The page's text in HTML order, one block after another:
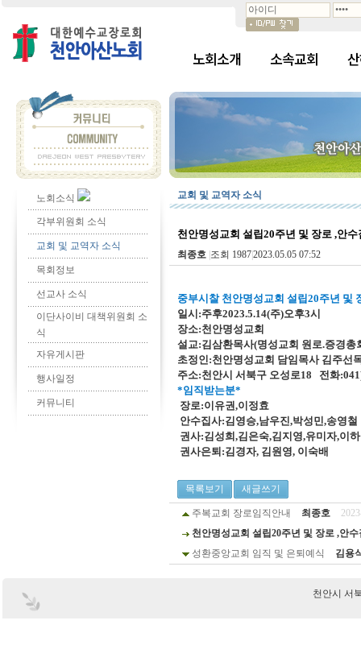
노회소개 소속교회
노회소식
각부위원회 소식
교회 및 교역자 소식
목회정보
선교사 소식
이단사이비 대책위원회 소
식
자유게시판
행사일정
커뮤니티
교회 및 교역자 소식
천안명성교회 설립20주년 및 장로 ,안
최종호 조회 19872023.05.05 07:52
중부시찰 천안명성교회 설립20주년 및
일시:주후2023.5.14(주)오후3시
장소:천안명성교회
설교:김삼환목사(명성교회 원로.증경총
초정인:천안명성교회 담임목사 김주선
주소:천안시 서북구 오성로18 전화
*임직받는분*
장로:이유권,이정효
안수집사:김영승,남우진,박성민,송영철
권사:김성희,김은숙,김지영,유미자,이
권사은퇴:김경자, 김원영, 이숙배
목록보기 새글쓰기
주복교회 장로임직안내 최종호
천안명성교회 설립20주년 및 장로 ,안
성환중앙교회 임직 및 은퇴예식
김용
천안시 서